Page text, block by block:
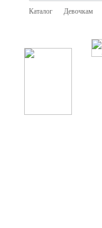
Каталог Девочкам